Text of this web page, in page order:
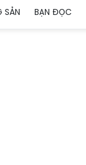
SẢN BẠN ĐỌC